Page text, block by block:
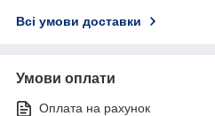
Всі умови доставки
Умови оплати
Оплата на рахунок